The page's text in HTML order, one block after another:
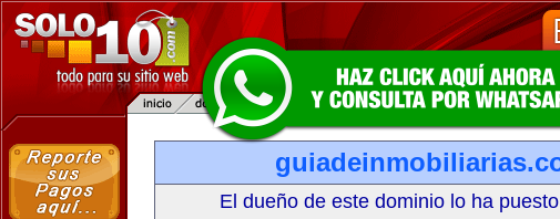
El dueño de este dominio lo ha